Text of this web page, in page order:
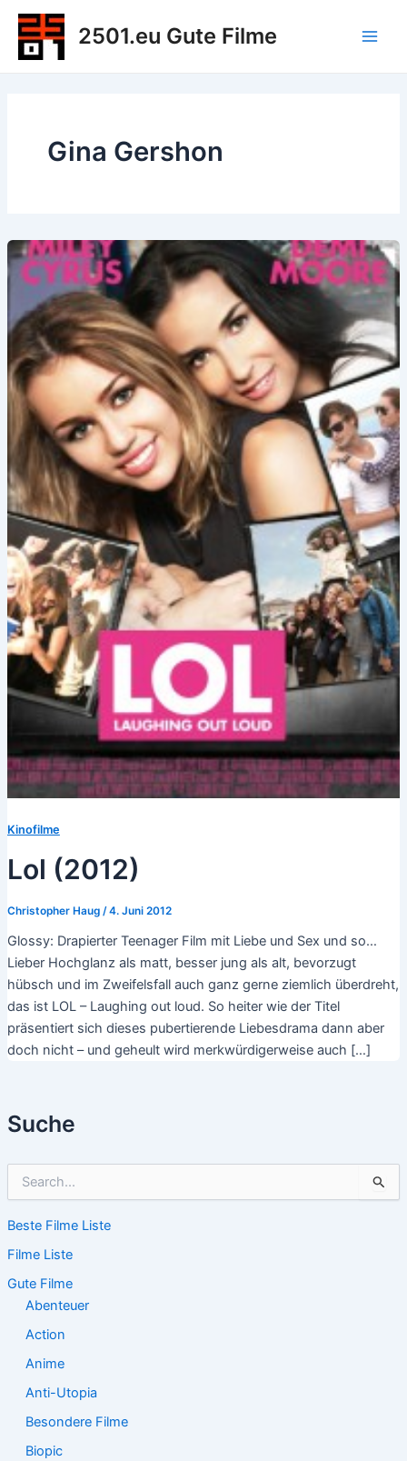
Zum
Inhalt
springen
2501.eu Gute Filme
Suche
h
n
n
Beste Filme Liste
Filme Liste
Gute Filme
Abenteuer
Action
Anime
Anti-Utopia
Besondere Filme
Biopic
Gina Gershon
Kinofilme
Lol (2012)
Christopher Haug /4. Juni 2012
Glossy: Drapierter Teenager Film mit Liebe und Sex und so…
Lieber Hochglanz als matt, besser jung als alt, bevorzugt
hübsch und im Zweifelsfall auch ganz gerne ziemlich überdreht,
das ist LOL – Laughing out loud. So heiter wie der Titel
präsentiert sich dieses pubertierende Liebesdrama dann aber
doch nicht – und geheult wird merkwürdigerweise auch […]